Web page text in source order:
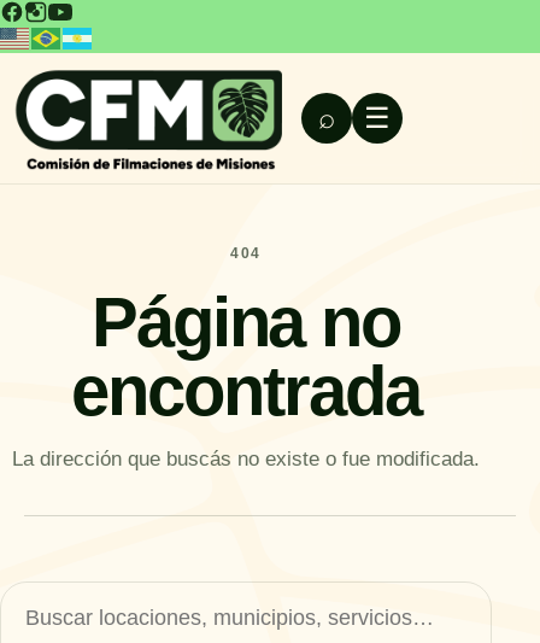
⌕ ☰
404
Página no
encontrada
La dirección que buscás no existe o fue modificada.
Buscar